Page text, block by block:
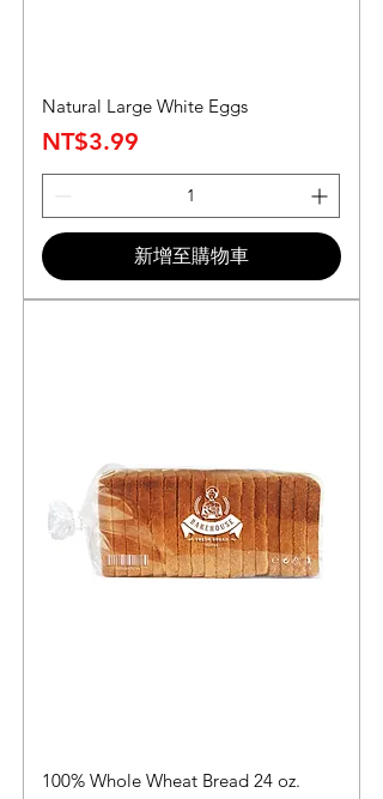
Natural Large White Eggs
價格
NT$3.99
新增至購物車
100% Whole Wheat Bread 24 oz.